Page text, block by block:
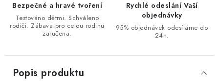
Bezpečné a hravé tvoření
Testováno dětmi. Schváleno
rodiči. Zábava pro celou rodinu
zaručena.
Rychlé odeslání Vaší
objednávky
95% objednávek odesíláme do
24h.
Popis produktu